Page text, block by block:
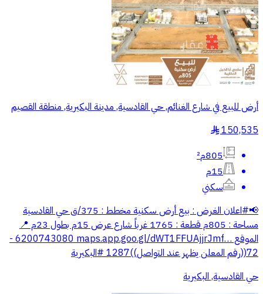
أرض للبيع في شارع الغنائم, حي القادسية, مدينة البكيرية, منطقة القصيم
150,535
§
805م²
15م
سكني
📢⁧‫#اعلان‬⁩ ‏الغرض : بيع أرض سكنية ‏مخطط : 375/ق حي القادسية
‏مساحة : 805م ‏قطعة : 1765 ‏غرباً شارع عرض 15م بطول 23م ‏📍
الموقع ‏⁦‪maps.app.goo.gl/dWT1FFUAjjrJmf…‬⁩ ‏6200743080 -
72((رقم المعلن يظهر عند التواصل))1287 ‏⁧‫#البكيرية‬⁩
حي القادسية, البكيرية